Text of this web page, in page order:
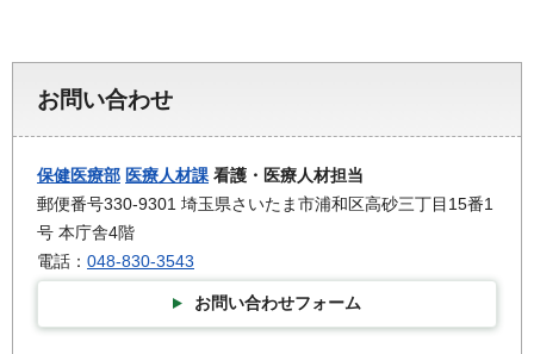
お問い合わせ
保健医療部 医療人材課 看護・医療人材担当
郵便番号330-9301 埼玉県さいたま市浦和区高砂三丁目15番1
号 本庁舎4階
電話： 048-830-3543
お問い合わせフォーム